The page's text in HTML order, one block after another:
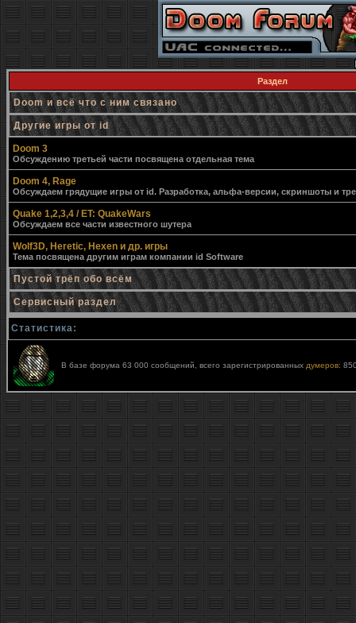
Раздел
Doom и всё что с ним связано
Другие игры от id
Doom 3
Обсуждению третьей части посвящена отдельная тема
Doom 4, Rage
Обсуждаем грядущие игры от id. Разработка, альфа-версии, скриншоты и
Quake 1,2,3,4 / ET: QuakeWars
Обсуждаем все части известного шутера
Wolf3D, Heretic, Hexen и др. игры
Тема посвящена другим играм компании id Software
Пустой трёп обо всём
Сервисный раздел
Статистика:
В базе форума 63 000 сообщений, всего зарегистрированных думеров: